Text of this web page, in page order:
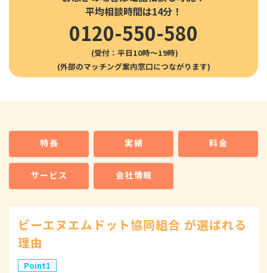
平均相談時間は14分！
0120-550-580
(受付：平日10時〜19時)
特長 実績 料金
サービス 会社情報
ビーエヌエムドット協同組合 が選ばれる
理由
Point1